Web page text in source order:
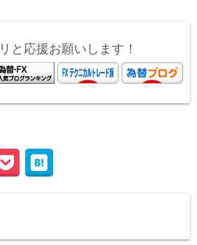
と応援お願いします！